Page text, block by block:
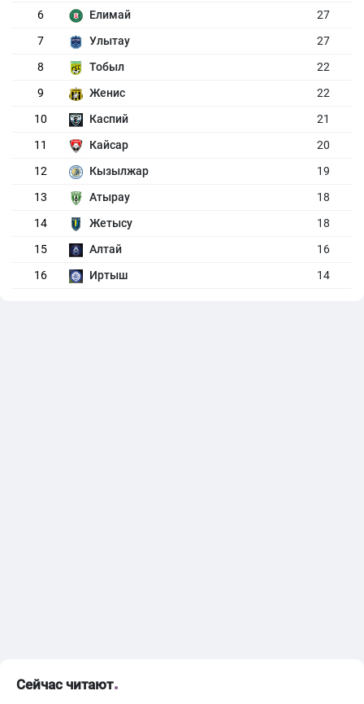
6
Елимай
27
7
Улытау
27
8
Тобыл
22
9
Женис
22
10
Каспий
21
11
Кайсар
20
12
Кызылжар
19
13
Атырау
18
14
Жетысу
18
15
Алтай
16
16
Иртыш 14
Сейчас читают